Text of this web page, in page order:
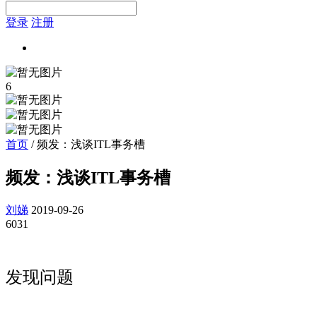
登录 注册
6
首页 /频发：浅谈ITL事务槽
频发：浅谈ITL事务槽
刘娣 2019-09-26
6031
发现问题